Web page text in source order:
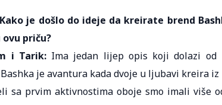
je došlo do ideje da kreirate brend
priču?
i Tarik:Ima jedan lijep opis koji dolazi od
je avantura kada dvoje u ljubavi kreira
sa prvim aktivnostima oboje smo imali više